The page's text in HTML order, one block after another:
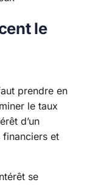
le
prendre en
le taux
d’un
et
se